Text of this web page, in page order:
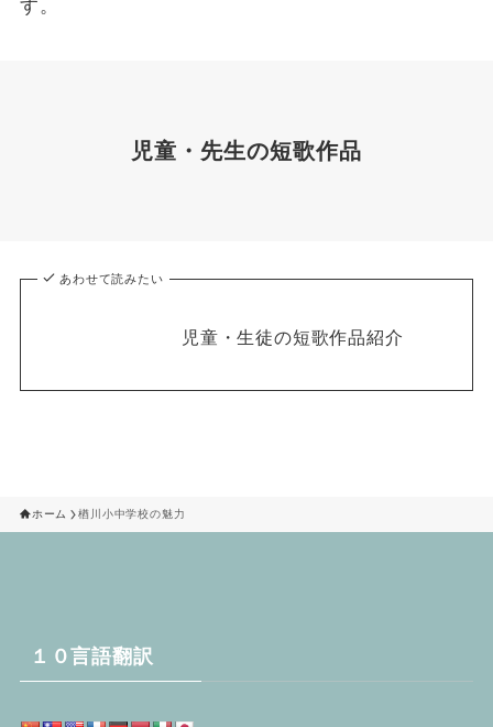
す。
児童・先生の短歌作品
あわせて読みたい
児童・生徒の短歌作品紹介
ホーム 楢川小中学校の魅力
１０言語翻訳